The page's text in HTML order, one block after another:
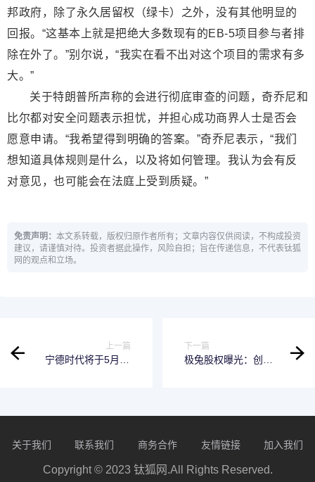
邦政府，除了永久居留权（绿卡）之外，没有其他明显的
回报。“这基本上就是把绝大多数现有的EB-5项目参与者排
除在外了。”别尔说，“我实在看不出对这个项目的需求有多
大。”
关于特朗普所声称的会进行彻底审查的问题，奇乔尼和
比尔都对安全问题表示担忧，并担心成功商界人士是否会
愿意申请。“我希望得到明确的答案。”奇乔尼表示，“我们
想知道具体规则是什么，以及将如何管理。我认为会有反
对意见，也可能会在法庭上受到质疑。”
免责声明： 本文系转载，版权归原作者所有；文章内容仅供阅读，不构成投资
建议，请谨慎对待。投资者据此操作，风险自担；旨在传递信息，不代表钛狐
网的观点和立场。
上一篇
宁德时代将于5月20
下一篇
极兔股权曝光：创始
关于我们 联系我们 商务合作 友情链接 加入我们
Copyright © 2023 钛狐网.All Rights Reserved.